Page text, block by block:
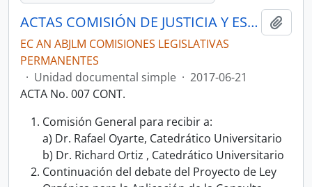
ACTAS COMISIÓN DE JUSTICIA Y ESTRUCTURA DEL ESTADO 2017-2019
EC AN ABJLM COMISIONES LEGISLATIVAS
PERMANENTES
· Unidad documental simple · 2017-06-21
ACTA No. 007 CONT.
Comisión General para recibir a:
a) Dr. Rafael Oyarte, Catedrático Universitario
b) Dr. Richard Ortiz , Catedrático Universitario
Continuación del debate del Proyecto de Ley